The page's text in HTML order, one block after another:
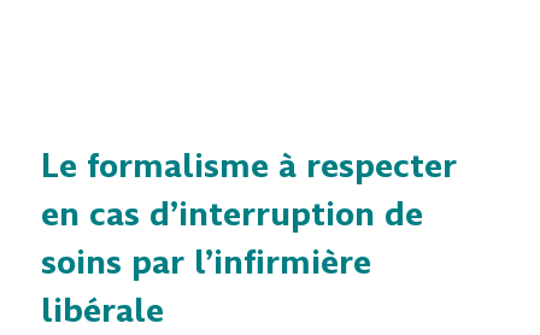
Le formalisme à respecter
en cas d’interruption de
soins par l’infirmière
libérale